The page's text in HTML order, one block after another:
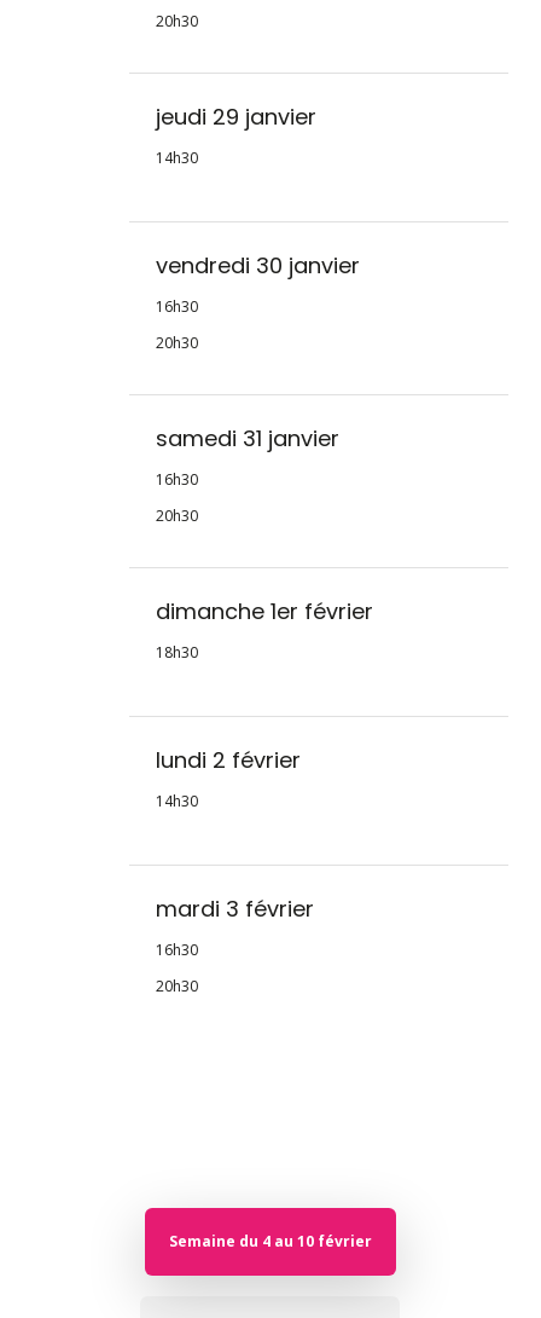
20h30
jeudi 29 janvier
14h30
vendredi 30 janvier
16h30
20h30
samedi 31 janvier
16h30
20h30
dimanche 1er février
18h30
lundi 2 février
14h30
mardi 3 février
16h30
20h30
Semaine du 4 au 10 février